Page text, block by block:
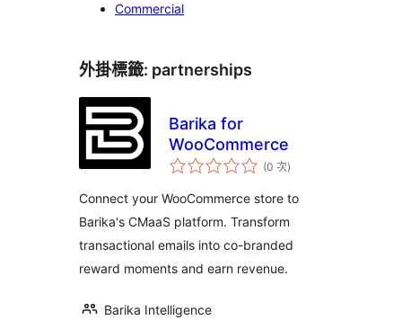
Commercial
外掛標籤: partnerships
Barika for
WooCommerce
(0 次評
分
數
)
Connect your WooCommerce store to
Barika's CMaaS platform. Transform
transactional emails into co-branded
reward moments and earn revenue.
Barika Intelligence